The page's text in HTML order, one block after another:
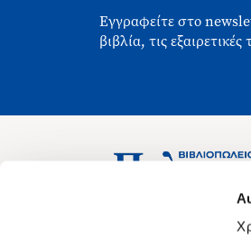
Εγγραφείτε στο
βιβλία, τις
Ασκληπιού 1-3, Αθήνα 106